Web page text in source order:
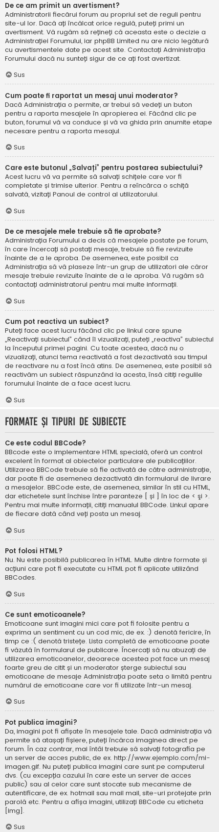
De ce am primit un avertisment?
Administratorii fiecărui forum au propriul set de reguli pentru
site-ul lor. Dacă ați încălcat orice regulă, puteți primi un
avertisment. Vă rugăm să rețineți că aceasta este o decizie a
Administrației Forumului, iar phpBB Limited nu are nicio legătură
cu avertismentele date pe acest site. Contactați Administrația
Forumului dacă nu sunteți sigur de ce ați fost avertizat.
Sus
Cum poate fi raportat un mesaj unui moderator?
Dacă Administrația o permite, ar trebui să vedeți un buton
pentru a raporta mesajele în apropierea ei. Făcând clic pe
buton, forumul vă va conduce și vă va ghida prin anumite etape
necesare pentru a raporta mesajul.
Sus
Care este butonul „Salvați” pentru postarea subiectului?
Acest lucru vă va permite să salvați schițele care vor fi
completate și trimise ulterior. Pentru a reîncărca o schiță
salvată, vizitați Panoul de control al utilizatorului.
Sus
De ce mesajele mele trebuie să fie aprobate?
Administrația Forumului a decis că mesajele postate pe forum,
în care încercați să postați mesaje, trebuie să fie revizuite
înainte de a le aproba. De asemenea, este posibil ca
Administrația să vă plaseze într-un grup de utilizatori ale căror
mesaje trebuie revizuite înainte de a le aproba. Vă rugăm să
contactați administratorul pentru mai multe informații.
Sus
Cum pot reactiva un subiect?
Puteți face acest lucru făcând clic pe linkul care spune
„Reactivați subiectul” când îl vizualizați, puteți „reactiva” subiectul
la începutul primei pagini. Cu toate acestea, dacă nu o
vizualizați, atunci tema reactivată a fost dezactivată sau timpul
de reactivare nu a fost încă atins. De asemenea, este posibil să
reactivăm un subiect răspunzând la acesta, însă citiți regulile
forumului înainte de a face acest lucru.
Sus
Formate și tipuri de subiecte
Ce este codul BBCode?
BBcode este o implementare HTML specială, oferă un control
excelent în format al obiectelor particulare ale publicațiilor.
Utilizarea BBCode trebuie să fie activată de către administrație,
dar poate fi de asemenea dezactivată din formularul de livrare
a mesajelor. BBCode este, de asemenea, similar în stil cu HTML,
dar etichetele sunt închise între paranteze [ și ] în loc de < şi >.
Pentru mai multe informații, citiți manualul BBCode. Linkul apare
de fiecare dată când veți posta un mesaj.
Sus
Pot folosi HTML?
Nu. Nu este posibilă publicarea în HTML. Multe dintre formate și
acțiuni care pot fi executate cu HTML pot fi aplicate utilizând
BBCodes.
Sus
Ce sunt emoticoanele?
Emoticoane sunt imagini mici care pot fi folosite pentru a
exprima un sentiment cu un cod mic, de ex. :) denotă fericire, în
timp ce :( denotă tristețe. Lista completă de emoticoane poate
fi văzută în formularul de publicare. Încercați să nu abuzați de
utilizarea emoticoanelor, deoarece acestea pot face un mesaj
foarte greu de citit și un moderator șterge subiectul sau
emoticoane de mesaje Administrația poate seta o limită pentru
numărul de emoticoane care vor fi utilizate într-un mesaj.
Sus
Pot publica imagini?
Da, imagini pot fi afișate în mesajele tale. Dacă administrația vă
permite să atașați fișiere, puteți încărca imaginea direct pe
forum. În caz contrar, mai întâi trebuie să salvați fotografia pe
un server de acces public, de ex. http://www.ejemplo.com/mi-
imagen.gif. Nu puteți publica imagini care sunt pe computerul
dvs. (cu excepția cazului în care este un server de acces
public) sau al celor care sunt stocate sub mecanisme de
autentificare, de ex. hotmail sau mail mail, site-uri protejate prin
parolă etc. Pentru a afișa imagini, utilizați BBCode cu eticheta
[img].
Sus